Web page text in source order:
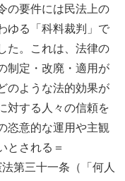
の要件には民法上の
ゆる「科料裁判」で
。 これは、法律の
制定・改廃・適用が
のような法的効果が
対する人々の信頼を
恣意的な運用や主観
とされる＝
第三十一条（「何人